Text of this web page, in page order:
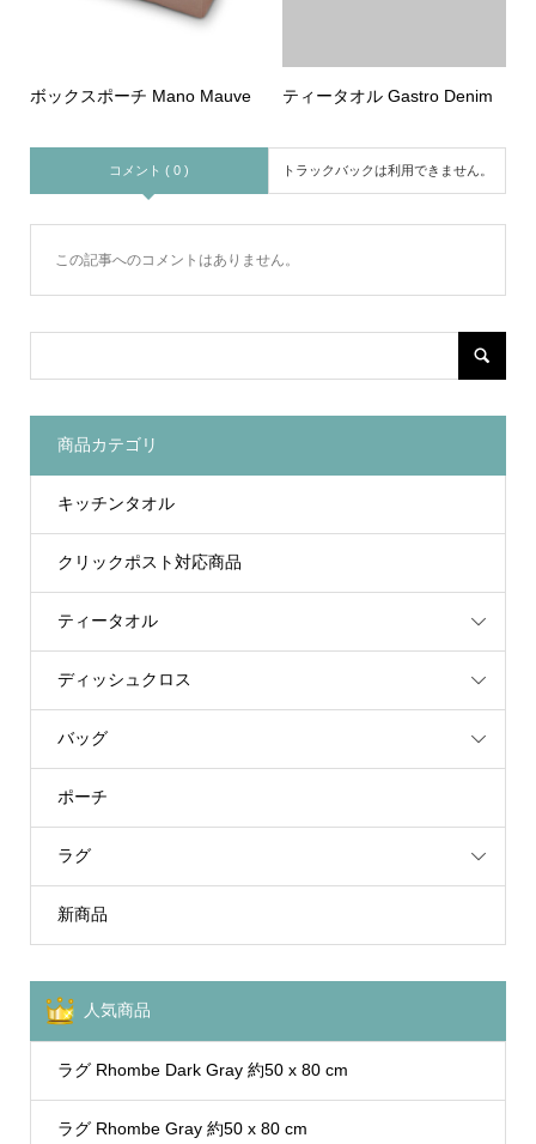
ボックスポーチ Mano Mauve ティータオル Gastro Denim
コメント ( 0 ) トラックバックは利用できません。
この記事へのコメントはありません。
商品カテゴリ
キッチンタオル
クリックポスト対応商品
ティータオル
ディッシュクロス
バッグ
ポーチ
ラグ
新商品
人気商品
ラグ Rhombe Dark Gray 約50 x 80 cm
ラグ Rhombe Gray 約50 x 80 cm